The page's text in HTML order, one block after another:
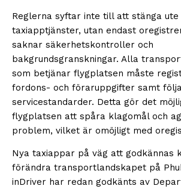
Reglerna syftar inte till att stänga
taxiapptjänster, utan endast
saknar säkerhetskontroller och
bakgrundsgranskningar. Alla
som betjänar flygplatsen måste
fordons- och föraruppgifter samt följa
servicestandarder. Detta gör det
flygplatsen att spåra klagomål och
problem, vilket är omöjligt med
Nya taxiappar på väg att godkännas
förändra transportlandskapet på
inDriver har redan godkänts av